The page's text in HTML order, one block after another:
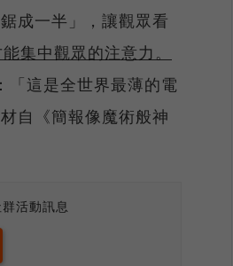
成一半」，讓觀眾看
集中觀眾的注意力。
這是全世界最薄的電
自《簡報像魔術般神
活動訊息